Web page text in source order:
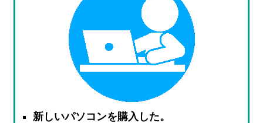
新しいパソコンを購入した。